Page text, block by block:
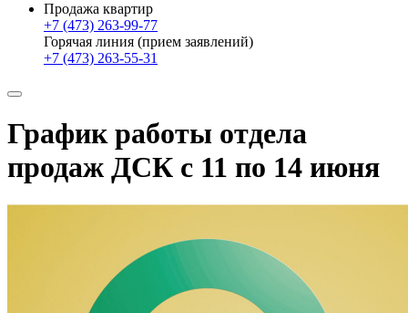
Продажа квартир
+7 (473) 263-99-77
Горячая линия (прием заявлений)
+7 (473) 263-55-31
График работы отдела
продаж ДСК с 11 по 14 июня